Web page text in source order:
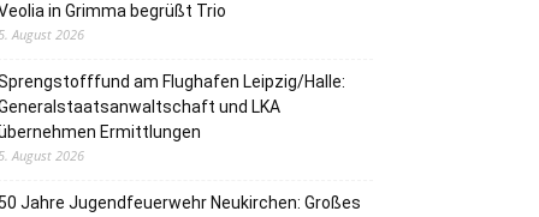
in Grimma begrüßt Trio
August 2026
am Flughafen Leipzig/Halle:
und LKA
Ermittlungen
August 2026
Jahre Jugendfeuerwehr Neukirchen: Großes